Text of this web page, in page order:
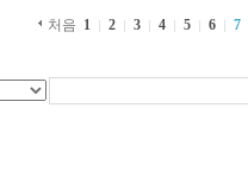
처음 1 2 3 4 5 6 7